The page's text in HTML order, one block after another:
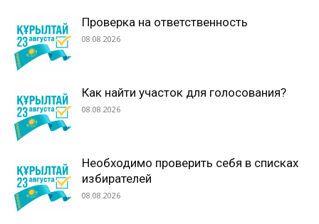
Проверка на ответственность
08.08.2026
Как найти участок для голосования?
08.08.2026
Необходимо проверить себя в списках
избирателей
08.08.2026